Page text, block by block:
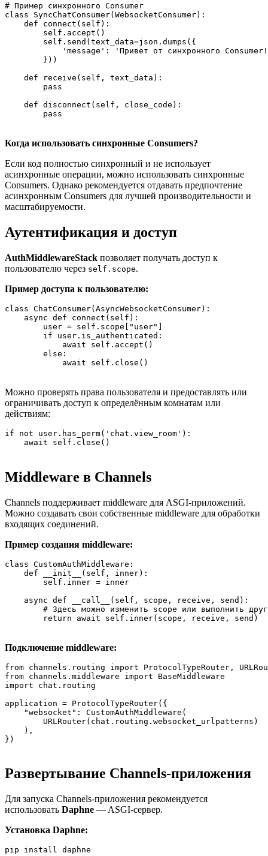
# Пример синхронного Consumer
class SyncChatConsumer(WebsocketConsumer):
    def connect(self):
        self.accept()
        self.send(text_data=json.dumps({
'message': 'Привет от синхронного
        }))
    def receive(self, text_data):
        pass
    def disconnect(self, close_code):
        pass
Когда использовать синхронные Consumers?
Если код полностью синхронный и не использует
асинхронные операции, можно использовать синхронные
Consumers. Однако рекомендуется отдавать предпочтение
асинхронным Consumers для лучшей производительности и
масштабируемости.
Аутентификация и доступ
AuthMiddlewareStack позволяет получать доступ к
пользователю через self.scope.
Пример доступа к пользователю:
class ChatConsumer(AsyncWebsocketConsumer):
    async def connect(self):
        user = self.scope["user"]
        if user.is_authenticated:
            await self.accept()
        else:
            await self.close()
Можно проверять права пользователя и предоставлять или
ограничивать доступ к определённым комнатам или
действиям:
if not user.has_perm('chat.view_room'):
    await self.close()
Middleware в Channels
Channels поддерживает middleware для ASGI-приложений.
Можно создавать свои собственные middleware для обработки
входящих соединений.
Пример создания middleware:
class CustomAuthMiddleware:
    def __init__(self, inner):
        self.inner = inner
    async def __call__(self, scope, receive, send):
# Здесь можно изменить scope или выполнить
        return await self.inner(scope, receive, send)
Подключение middleware:
from channels.routing import ProtocolTypeRouter,
from channels.middleware import BaseMiddleware
import chat.routing
application = ProtocolTypeRouter({
    "websocket": CustomAuthMiddleware(
        URLRouter(chat.routing.websocket_urlpatterns)
    ),
})
Развертывание Channels-приложения
Для запуска Channels-приложения рекомендуется
использовать Daphne — ASGI-сервер.
Установка Daphne:
pip install daphne